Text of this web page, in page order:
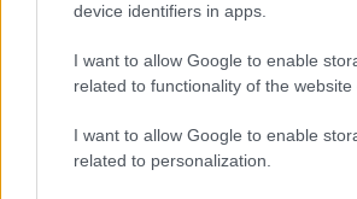
device identifiers in apps.
I want to allow Google to enable
related to functionality of the website
I want to allow Google to enable
related to personalization.
Vrake
Går
Disse